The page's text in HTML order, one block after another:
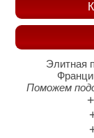
Элитная
Поможем